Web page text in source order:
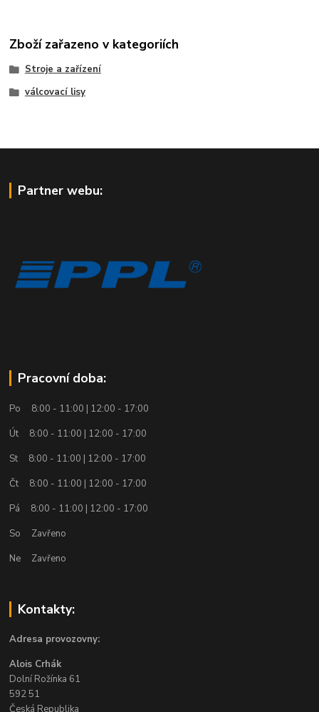
Zboží zařazeno v kategoriích
Stroje a zařízení
válcovací lisy
Partner webu:
Pracovní doba:
Po 8:00 - 11:00 | 12:00 - 17:00
Út 8:00 - 11:00 | 12:00 - 17:00
St 8:00 - 11:00 | 12:00 - 17:00
Čt 8:00 - 11:00 | 12:00 - 17:00
Pá 8:00 - 11:00 | 12:00 - 17:00
So Zavřeno
Ne Zavřeno
Kontakty:
Adresa provozovny:
Alois Crhák
Dolní Rožínka 61
592 51